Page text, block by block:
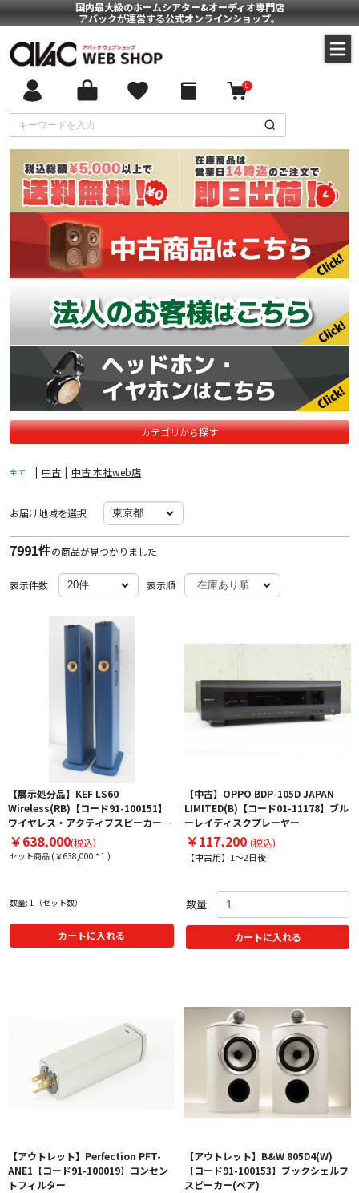
国内最大級のホームシアター&オーディオ専門店
アバックが運営する公式オンラインショップ。
0
カテゴリから探す
全て | 中古 | 中古 本社web店
お届け地域を選択
7991件の商品が見つかりました
表示件数 表示順
【展示処分品】KEF LS60
Wireless(RB)【コード91-100151】
ワイヤレス・アクティブスピーカー
(ペア)
￥638,000(税込)
セット商品 (￥638,000 * 1 )
数量: 1（セット数）
カートに入れる
【中古】OPPO BDP-105D JAPAN
LIMITED(B)【コード01-11178】ブル
ーレイディスクプレーヤー
￥117,200 (税込)
【中古用】1～2日後
数量
カートに入れる
【アウトレット】Perfection PFT-
ANE1【コード91-100019】コンセン
トフィルター
【アウトレット】B&W 805D4(W)
【コード91-100153】ブックシェルフ
スピーカー(ペア)